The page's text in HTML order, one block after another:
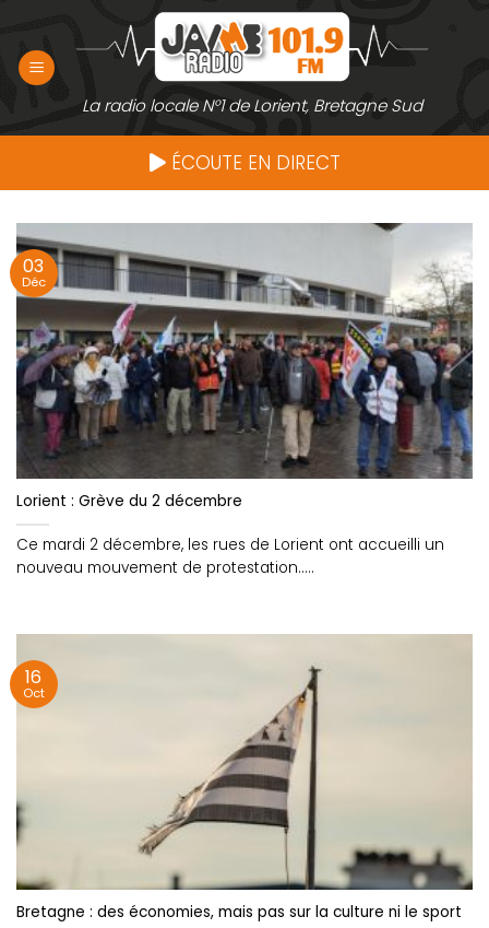
contenu
La radio locale N°1 de Lorient, Bretagne Sud
ÉCOUTE EN DIRECT
Lorient : Grève du 2 décembre
Ce mardi 2 décembre, les rues de Lorient ont accueilli un
nouveau mouvement de protestation.....
03
Déc
Bretagne : des économies, mais pas sur la culture ni le sport
16
Oct